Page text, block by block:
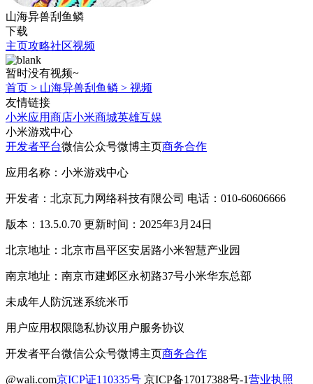
山海异兽刮鱼鳞
下载
主页攻略社区视频
暂时没有视频~
首页 > 山海异兽刮鱼鳞 > 视频
友情链接
小米应用商店小米商城英雄互娱
小米游戏中心
开发者平台微信公众号微博主页商务合作
应用名称：小米游戏中心
开发者：北京瓦力网络科技有限公司 电话：010-60606666
版本：13.5.0.70 更新时间：2025年3月24日
北京地址：北京市昌平区安居路小米智慧产业园
南京地址：南京市建邺区永初路37号小米华东总部
未成年人防沉迷系统米币
用户应用权限隐私协议用户服务协议
开发者平台微信公众号微博主页商务合作
@wali.com京ICP证110335号 京ICP备17017388号-1营业执照